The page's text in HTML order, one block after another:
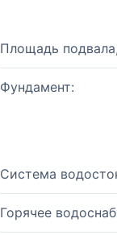
Площадь
Фундамент:
Система
Горячее